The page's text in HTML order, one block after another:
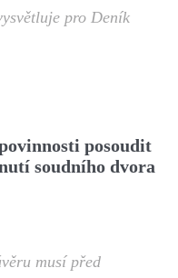
pro Deník
posoudit
soudního dvora
musí před